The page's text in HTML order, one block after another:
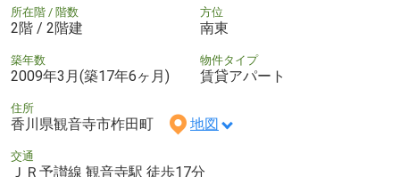
所在階 / 階数
2階 / 2階建
方位
南東
築年数
2009年3月(築17年6ヶ月)
物件タイプ
賃貸アパート
住所
香川県観音寺市柞田町 地図
交通
ＪＲ予讃線 観音寺駅 徒歩17分